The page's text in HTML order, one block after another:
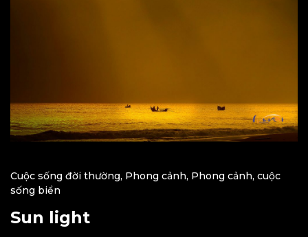
Cuộc sống đời thường, Phong cảnh, Phong cảnh, cuộc
sống biển
Sun light